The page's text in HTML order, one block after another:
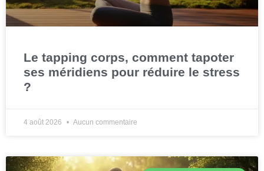
Le tapping corps, comment tapoter
ses méridiens pour réduire le stress
?
4 août 2026 Aucun commentaire